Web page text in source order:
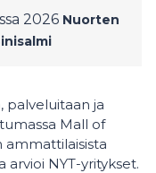
2026 Nuorten
palveluitaan ja
Mall of
ammattilaisista
NYT-yritykset.